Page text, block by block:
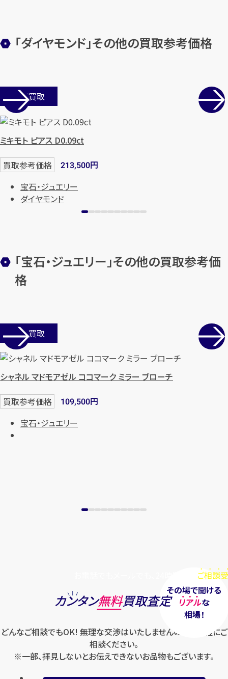
最短1分！
【総合受付】24時間・年中無休(年末年
メールで無料相談する
「ダイヤモンド」その他の買取参考価格
店舗買取
ミキモト ピアス D0.09ct
買取参考価格 213,500円
宝石・ジュエリー
ダイヤモンド
「宝石・ジュエリー」その他の買取参考価
格
店舗買取
シャネル マドモアゼル ココマーク ミラー ブローチ
買取参考価格 109,500円
宝石・ジュエリー
ご相談
その場で聞ける
リアルな
相場！
カンタン無料買取査定
どんなご相談でもOK! 無理な交渉はいたしませんのでお気軽にご
相談ください。
※一部、拝見しないとお伝えできないお品物もございます。